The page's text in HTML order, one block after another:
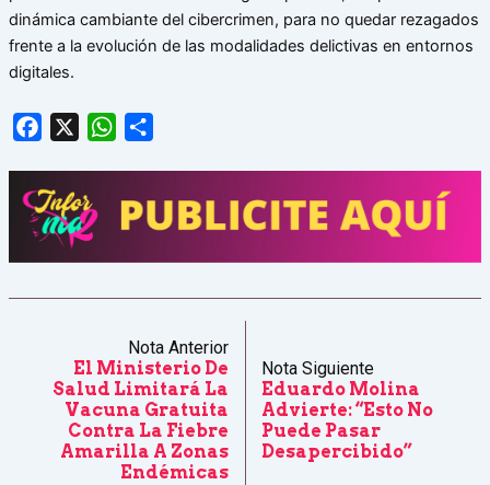
dinámica cambiante del cibercrimen, para no quedar rezagados
frente a la evolución de las modalidades delictivas en entornos
digitales.
Facebook WhatsApp
Nota Anterior
El Ministerio De
Salud Limitará La
Vacuna Gratuita
Contra La Fiebre
Amarilla A Zonas
Endémicas
Nota Siguiente
Eduardo Molina
Advierte: “Esto No
Puede Pasar
Desapercibido”